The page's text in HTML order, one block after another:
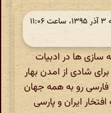
سازی ها در ادبیات
شادی از امدن بهار
فارسی رو به همه جهان
ایران و پارسی